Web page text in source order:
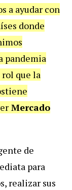
a ayudar con
donde
pandemia
que la
Mercado
de
para
realizar sus